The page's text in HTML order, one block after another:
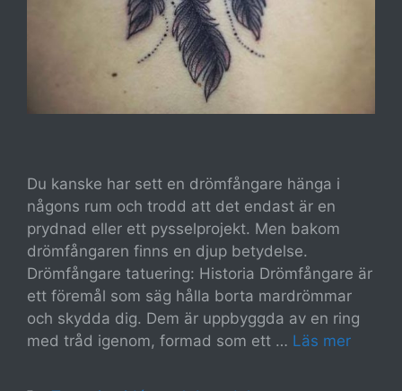
Du kanske har sett en drömfångare hänga i
någons rum och trodd att det endast är en
prydnad eller ett pysselprojekt. Men bakom
drömfångaren finns en djup betydelse.
Drömfångare tatuering: Historia Drömfångare är
ett föremål som säg hålla borta mardrömmar
och skydda dig. Dem är uppbyggda av en ring
med tråd igenom, formad som ett … Läs mer